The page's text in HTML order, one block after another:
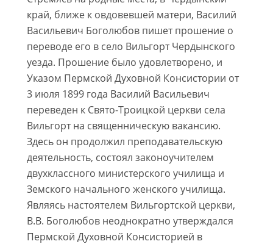
край, ближе к овдовевшей матери, Василий
Васильевич Боголюбов пишет прошение о
переводе его в село Вильгорт Чердынского
уезда. Прошение было удовлетворено, и
Указом Пермской Духовной Консистории от
3 июля 1899 года Василий Васильевич
переведен к Свято-Троицкой церкви села
Вильгорт на священническую вакансию.
Здесь он продолжил преподавательскую
деятельность, состоял законоучителем
двухклассного министерского училища и
Земского начального женского училища.
Являясь настоятелем Вильгортской церкви,
В.В. Боголюбов неоднократно утверждался
Пермской Духовной Консисторией в